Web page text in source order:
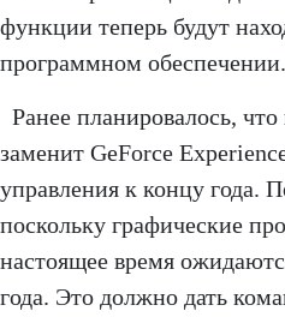
функции теперь будут
программном обеспечении.
Ранее планировалось,
заменит GeForce
управления к концу года.
поскольку графические
настоящее время
года. Это должно дать